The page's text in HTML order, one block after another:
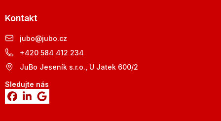
Kontakt
jubo@jubo.cz
+420 584 412 234
JuBo Jeseník s.r.o., U Jatek 600/2
Sledujte nás